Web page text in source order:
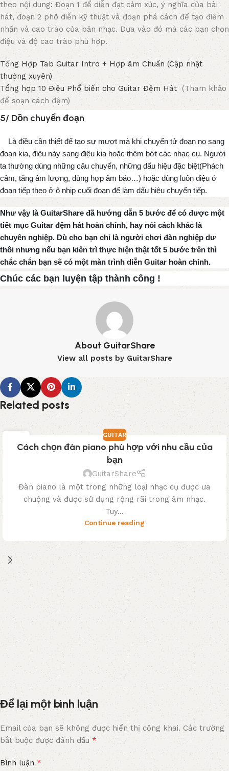
theo nội dung: Đoạn 1 để diễn đạt cảm xúc, ý nghĩa của bài
hát, đoạn 2 phô diễn kỹ thuật và đoạn phá cách để tạo điểm
nhấn và cao trào của bản nhạc. Dựa vào đó mà các bạn chọn
điệu và độ cao trào phù hợp.
Tổng Hợp Tab Guitar Intro + Hợp âm Chuẩn (Cập nhật
thường xuyên)
Tổng hợp 10 Điệu Phổ biến cho Guitar Đệm Hát(Tham khảo
để soạn cách đệm)
5/ Dồn chuyển đoạn
Là điều cần thiết để tạo sự mượt mà khi chuyển tử đoạn nọ sang
đoạn kia, điệu này sang điệu kia hoặc thêm bớt các nhạc cụ. Người
ta thường dùng những câu chuyển, những dấu hiệu đặc biệt(Phách
câm, tăng âm lượng, dùng hợp âm báo…) hoặc dùng luôn điệu ở
đoạn tiếp theo ở ô nhịp cuối đoạn để làm dấu hiệu chuyển tiếp.
Như vậy là GuitarShare đã hướng dẫn 5 bước để có được một
tiết mục Guitar đệm hát hoàn chỉnh, hay nói cách khác là
chuyên nghiệp. Dù cho bạn chỉ là người chơi đàn nghiệp dư
thôi nhưng nếu bạn kiên trì thực hiện thật tốt 5 bước trên thì
chắc chắn bạn sẽ có một màn trình diễn Guitar hoàn chỉnh.
Chúc các bạn luyện tập thành công !
About GuitarShare
View all posts by GuitarShare
Related posts
TH3
GUITAR
Cách chọn đàn piano phù hợp với nhu cầu của
bạn
GuitarShare
Đàn piano là một trong những loại nhạc cụ được ưa
chuộng và được sử dụng rộng rãi trong âm nhạc.
Tuy...
Continue reading
Để lại một bình luận
Email của bạn sẽ không được hiển thị công khai. Các trường
bắt buộc được đánh dấu *
Bình luận *